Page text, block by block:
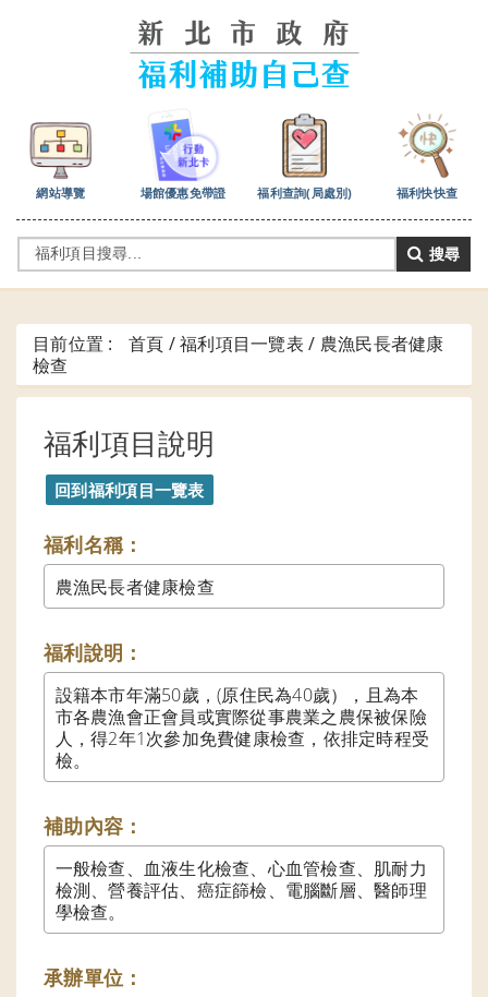
網站導覽 場館優惠免帶證 福利查詢(局處別) 福利快快查
搜尋
目前位置 : 首頁 / 福利項目一覽表 / 農漁民長者健康
檢查
福利項目說明
福利名稱：
農漁民長者健康檢查
福利說明：
設籍本市年滿50歲，(原住民為40歲），且為本
市各農漁會正會員或實際從事農業之農保被保險
人，得2年1次參加免費健康檢查，依排定時程受
檢。
補助內容：
一般檢查、血液生化檢查、心血管檢查、肌耐力
檢測、營養評估、癌症篩檢、電腦斷層、醫師理
學檢查。
承辦單位：